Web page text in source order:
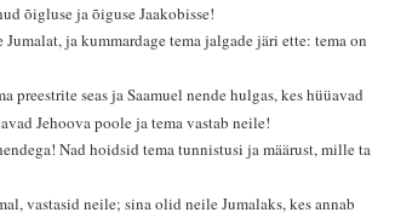
õigluse ja õiguse Jaakobisse!
ja kummardage tema jalgade järi ette: tema on
preestrite seas ja Saamuel nende hulgas, kes hüüavad
Jehoova poole ja tema vastab neile!
Nad hoidsid tema tunnistusi ja määrust, mille ta
vastasid neile; sina olid neile Jumalaks, kes annab